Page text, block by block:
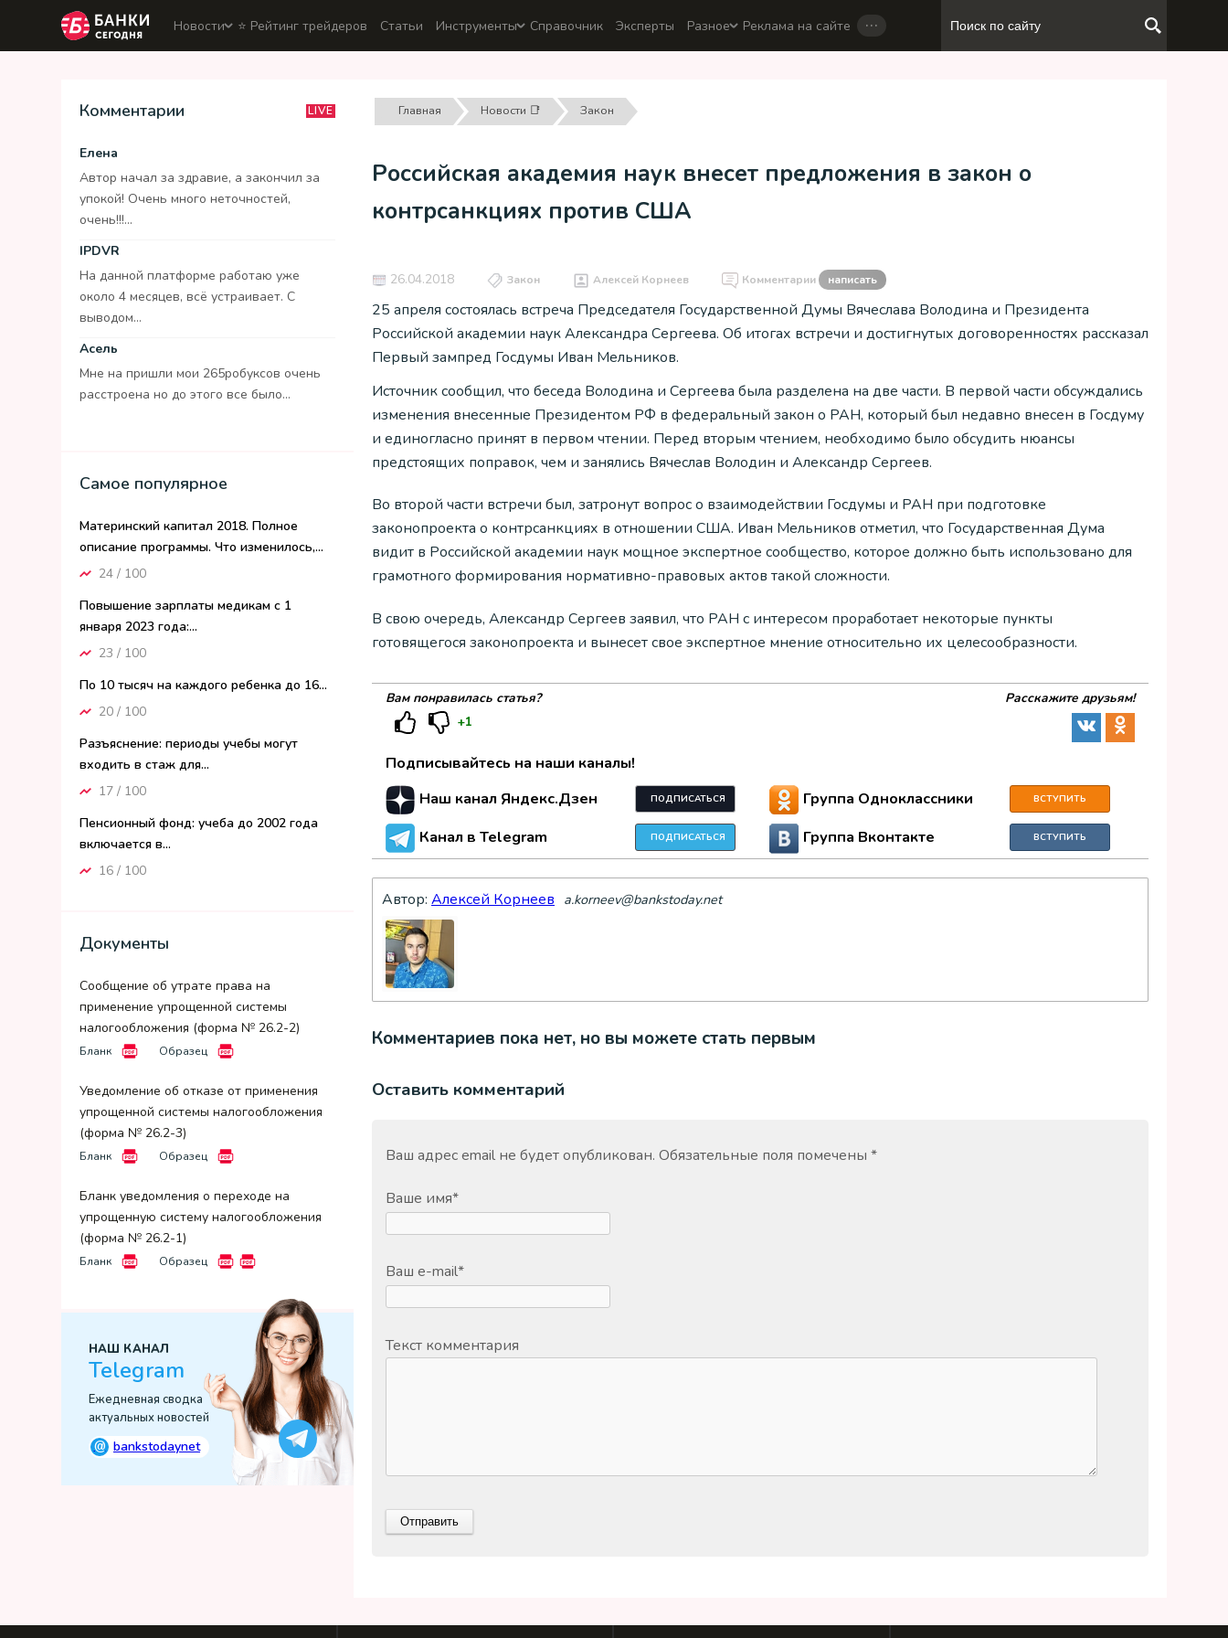
Новости ⭐️ Рейтинг трейдеров Статьи Инструменты Справочник Эксперты Разное Реклама на сайте …
Комментарии LIVE
Елена
Автор начал за здравие, а закончил за
упокой! Очень много неточностей,
очень!!!...
IPDVR
На данной платформе работаю уже
около 4 месяцев, всё устраивает. С
выводом...
Асель
Мне на пришли мои 265робуксов очень
расстроена но до этого все было...
Самое популярное
Материнский капитал 2018. Полное
описание программы. Что изменилось,...
24 / 100
Повышение зарплаты медикам с 1
января 2023 года:...
23 / 100
По 10 тысяч на каждого ребенка до 16...
20 / 100
Разъяснение: периоды учебы могут
входить в стаж для...
17 / 100
Пенсионный фонд: учеба до 2002 года
включается в...
16 / 100
Документы
Сообщение об утрате права на
применение упрощенной системы
налогообложения (форма № 26.2-2)
Бланк Образец
Уведомление об отказе от применения
упрощенной системы налогообложения
(форма № 26.2-3)
Бланк Образец
Бланк уведомления о переходе на
упрощенную систему налогообложения
(форма № 26.2-1)
Бланк Образец
НАШ КАНАЛ
Telegram
Ежедневная сводка
актуальных новостей
@ bankstodaynet
Главная Новости 📑 Закон
Российская академия наук внесет предложения в закон о
контрсанкциях против США
26.04.2018 Закон Алексей Корнеев Комментарии написать
25 апреля состоялась встреча Председателя Государственной Думы Вячеслава Володина и Президента
Российской академии наук Александра Сергеева. Об итогах встречи и достигнутых договоренностях рассказал
Первый зампред Госдумы Иван Мельников.
Источник сообщил, что беседа Володина и Сергеева была разделена на две части. В первой части обсуждались
изменения внесенные Президентом РФ в федеральный закон о РАН, который был недавно внесен в Госдуму
и единогласно принят в первом чтении. Перед вторым чтением, необходимо было обсудить нюансы
предстоящих поправок, чем и занялись Вячеслав Володин и Александр Сергеев.
Во второй части встречи был, затронут вопрос о взаимодействии Госдумы и РАН при подготовке
законопроекта о контрсанкциях в отношении США. Иван Мельников отметил, что Государственная Дума
видит в Российской академии наук мощное экспертное сообщество, которое должно быть использовано для
грамотного формирования нормативно-правовых актов такой сложности.
В свою очередь, Александр Сергеев заявил, что РАН с интересом проработает некоторые пункты
готовящегося законопроекта и вынесет свое экспертное мнение относительно их целесообразности.
Вам понравилась статья?
+1
Расскажите друзьям!
Подписывайтесь на наши каналы!
Наш канал Яндекс.Дзен
ПОДПИСАТЬСЯ
Канал в Telegram ПОДПИСАТЬСЯ
Группа Одноклассники ВСТУПИТЬ
Группа Вконтакте ВСТУПИТЬ
Автор: Алексей Корнеев a.korneev@bankstoday.net
Комментариев пока нет, но вы можете стать первым
Оставить комментарий
Ваш адрес email не будет опубликован. Обязательные поля помечены *
Ваше имя*
Ваш e-mail*
Текст комментария